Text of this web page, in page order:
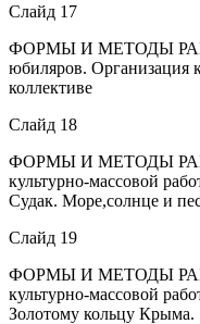
Слайд 17
ФОРМЫ И МЕТОДЫ
юбиляров. Организация
коллективе
Слайд 18
ФОРМЫ И МЕТОДЫ
культурно-массовой
Судак. Море,солнце и
Слайд 19
ФОРМЫ И МЕТОДЫ
культурно-массовой
Золотому кольцу Крыма.